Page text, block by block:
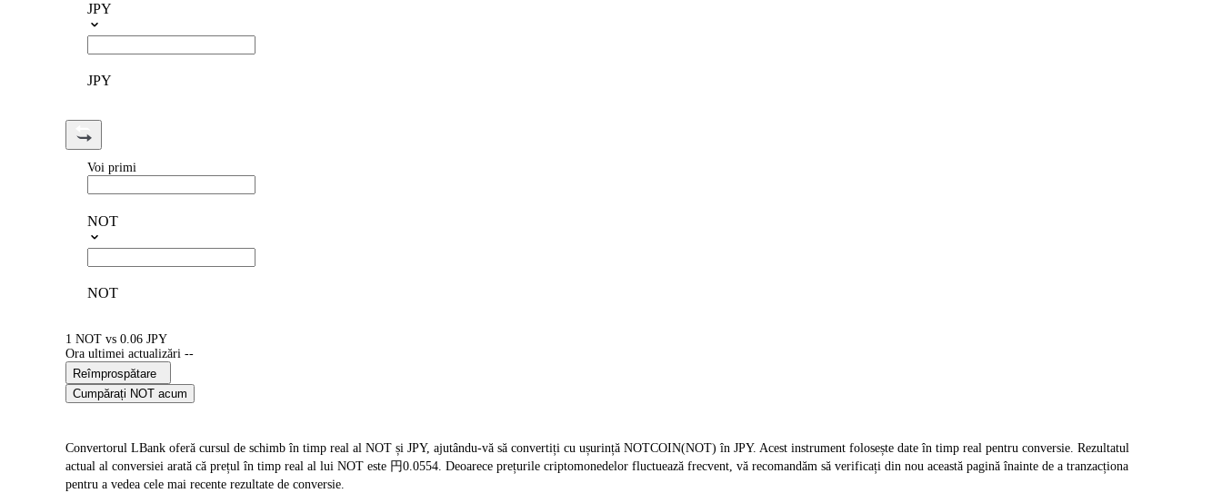
JPY
JPY
Voi primi
NOT
NOT
1 NOT vs 0.06 JPY
Ora ultimei actualizări --
Reîmprospătare
Cumpărați NOT acum
Convertorul LBank oferă cursul de schimb în timp real al NOT și JPY, ajutându-vă să convertiți cu ușurință NOTCOIN(NOT) în JPY. Acest instrument folosește date în timp real pentru conversie. Rezultatul
actual al conversiei arată că prețul în timp real al lui NOT este 円0.0554. Deoarece prețurile criptomonedelor fluctuează frecvent, vă recomandăm să verificați din nou această pagină înainte de a tranzacționa
pentru a vedea cele mai recente rezultate de conversie.